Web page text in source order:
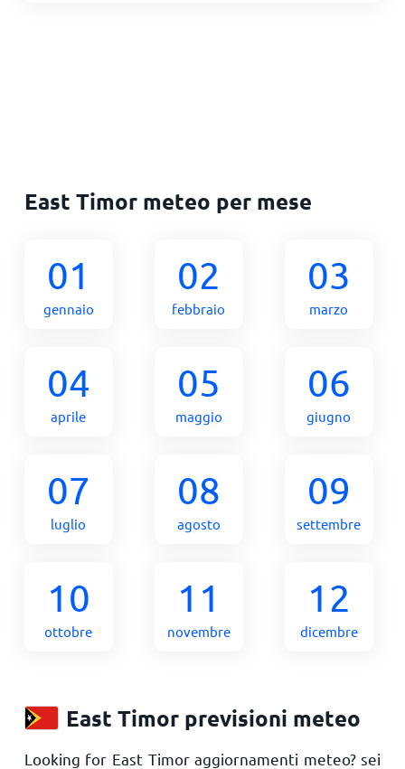
East Timor meteo per mese
01
gennaio
02
febbraio
03
marzo
04
aprile
05
maggio
06
giugno
07
luglio
08
agosto
09
settembre
10
ottobre
11
novembre
12
dicembre
East Timor previsioni meteo
Looking for East Timor aggiornamenti meteo? sei